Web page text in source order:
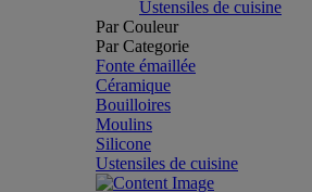
Ustensiles de cuisine
Par Couleur
Par Categorie
Fonte émaillée
Céramique
Bouilloires
Moulins
Silicone
Ustensiles de cuisine